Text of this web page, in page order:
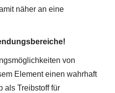
näher an eine
von
Element einen wahrhaft
als Treibstoff für